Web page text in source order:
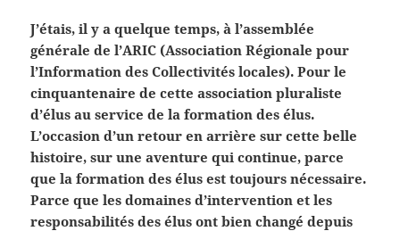
J’étais, il y a quelque temps, à l’assemblée
générale de l’ARIC (Association Régionale pour
l’Information des Collectivités locales). Pour le
cinquantenaire de cette association pluraliste
d’élus au service de la formation des élus.
L’occasion d’un retour en arrière sur cette belle
histoire, sur une aventure qui continue, parce
que la formation des élus est toujours nécessaire.
Parce que les domaines d’intervention et les
responsabilités des élus ont bien changé depuis